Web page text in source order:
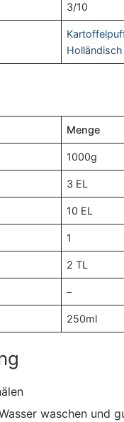
3/10
Holländisch
Menge
1000g
3 EL
10 EL
1
2 TL
–
250ml
waschen und